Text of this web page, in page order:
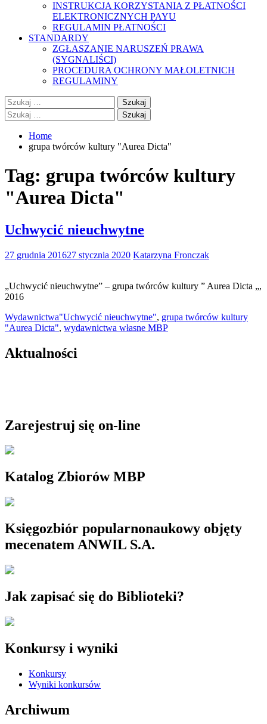
INSTRUKCJA KORZYSTANIA Z PŁATNOŚCI
ELEKTRONICZNYCH PAYU
REGULAMIN PŁATNOŚCI
STANDARDY
ZGŁASZANIE NARUSZEŃ PRAWA
(SYGNALIŚCI)
PROCEDURA OCHRONY MAŁOLETNICH
REGULAMINY
Szukaj:
Szukaj:
Home
grupa twórców kultury "Aurea Dicta"
Tag: grupa twórców kultury
"Aurea Dicta"
Uchwycić nieuchwytne
27 grudnia 201627 stycznia 2020 Katarzyna Fronczak
„Uchwycić nieuchwytne” – grupa twórców kultury ” Aurea Dicta „,
2016
Wydawnictwa"Uchwycić nieuchwytne", grupa twórców kultury
"Aurea Dicta", wydawnictwa własne MBP
Aktualności
Zarejestruj się on-line
Katalog Zbiorów MBP
Księgozbiór popularnonaukowy objęty
mecenatem ANWIL S.A.
Jak zapisać się do Biblioteki?
Konkursy i wyniki
Konkursy
Wyniki konkursów
Archiwum